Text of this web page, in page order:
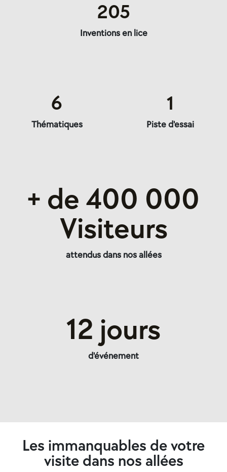
205
Inventions en lice
6
Thématiques
1
Piste d'essai
+ de 400 000
Visiteurs
attendus dans nos allées
12 jours
d'événement
Les immanquables de votre
visite dans nos allées